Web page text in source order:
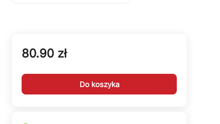
80.90 zł
Do koszyka